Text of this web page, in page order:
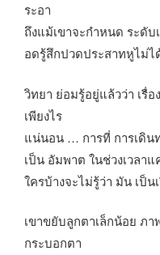
ระอา
ถึงแม้เขาจะกำหนด ระดั
อดรู้สึกปวดประสาทหูไม่ไ
วิทยา ย่อมรู้อยู่แล้วว่า เรื่
เพียงไร
แน่นอน … การที่ การเดิน
เป็น อัมพาต ในช่วงเวลา
ใครบ้างจะไม่รู้ว่า มัน เป็
เขาขยับลูกตาเล็กน้อย ภ
กระบอกตา